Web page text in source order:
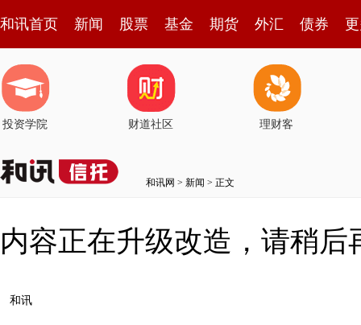
和讯首页 新闻 股票 基金 期货 外汇 债券
投资学院 财道社区 理财客
和讯网 > 新闻 > 正文
内容正在升级改造，请稍后
和讯